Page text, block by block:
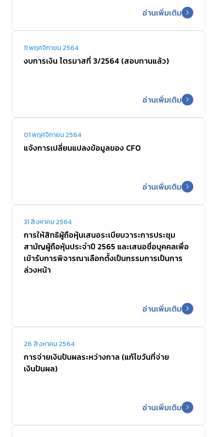
อ่านเพิ่มเติม
11 พฤศจิกายน 2564
งบการเงิน ไตรมาสที่ 3/2564 (สอบทานแล้ว)
อ่านเพิ่มเติม
01 พฤศจิกายน 2564
แจ้งการเปลี่ยนแปลงข้อมูลของ CFO
อ่านเพิ่มเติม
31 สิงหาคม 2564
การให้สิทธิผู้ถือหุ้นเสนอระเบียบวาระการประชุม
สามัญผู้ถือหุ้นประจำปี 2565 และเสนอชื่อบุคคลเพื่อ
เข้ารับการพิจารณาเลือกตั้งเป็นกรรมการเป็นการ
ล่วงหน้า
อ่านเพิ่มเติม
26 สิงหาคม 2564
การจ่ายเงินปันผลระหว่างกาล (แก้ไขวันที่จ่าย
เงินปันผล)
อ่านเพิ่มเติม